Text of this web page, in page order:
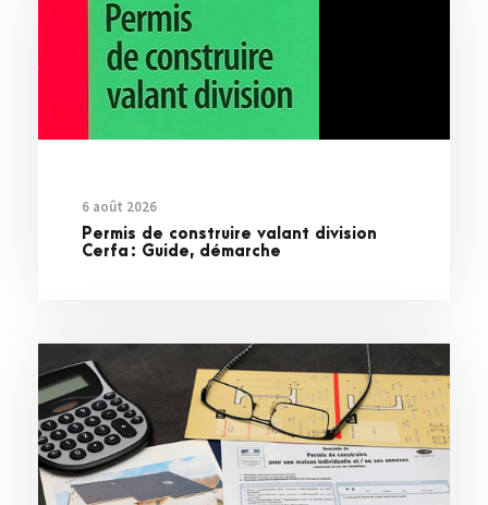
6 août 2026
Permis de construire valant division
Cerfa : Guide, démarche